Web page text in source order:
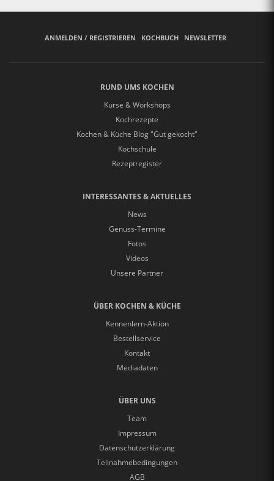
ANMELDEN / REGISTRIEREN KOCHBUCH NEWSLETTER
RUND UMS KOCHEN
Kurse & Workshops
Kochrezepte
Kochen & Küche Blog "Gut gekocht"
Kochschule
Rezeptregister
INTERESSANTES & AKTUELLES
News
Genuss-Termine
Fotos
Videos
Unsere Partner
ÜBER KOCHEN & KÜCHE
Kennenlern-Aktion
Bestellservice
Kontakt
Mediadaten
ÜBER UNS
Team
Impressum
Datenschutzerklärung
Teilnahmebedingungen
AGB